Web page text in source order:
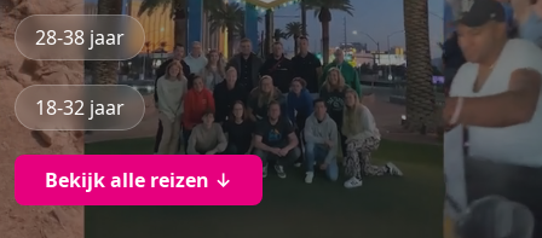
Bekijk alle reizen ↓
18-32 jaar
28-38 jaar